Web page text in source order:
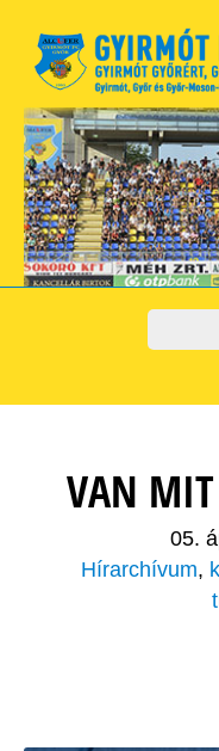
VAN
05.
Hírarchívum,